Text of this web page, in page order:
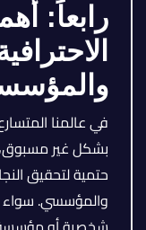
رابعاً:
في عالمنا
بشكل غير مسبوق،
حتمية لتحقيق
والمؤسسي. سواء